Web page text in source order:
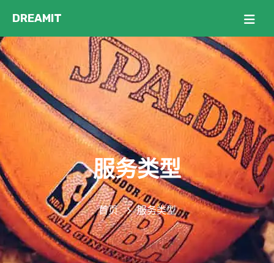
服务类型
首页 服务类型